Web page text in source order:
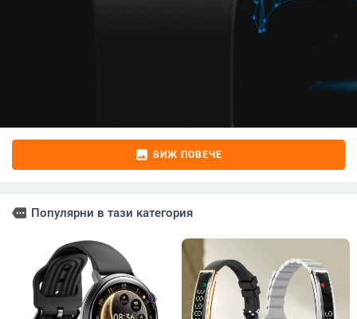
image ВИЖ ПОВЕЧЕ
more Популярни в тази категория